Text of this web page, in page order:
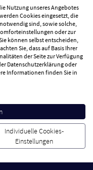
App noch
Nutzung unseres Angebotes
Cookies eingesetzt, die
sind, sowie solche,
oder zur
können selbst entscheiden,
Sie, dass auf Basis Ihrer
der Seite zur Verfügung
Datenschutzerklärung oder
Informationen finden Sie in
Individuelle Cookies-
Einstellungen